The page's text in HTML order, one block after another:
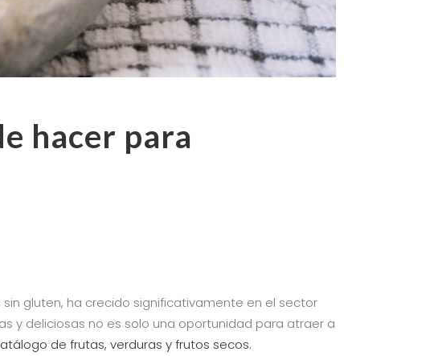
hacer para
gluten, ha crecido significativamente en el sector
y deliciosas no es solo una oportunidad para atraer a
de frutas, verduras y frutos secos.